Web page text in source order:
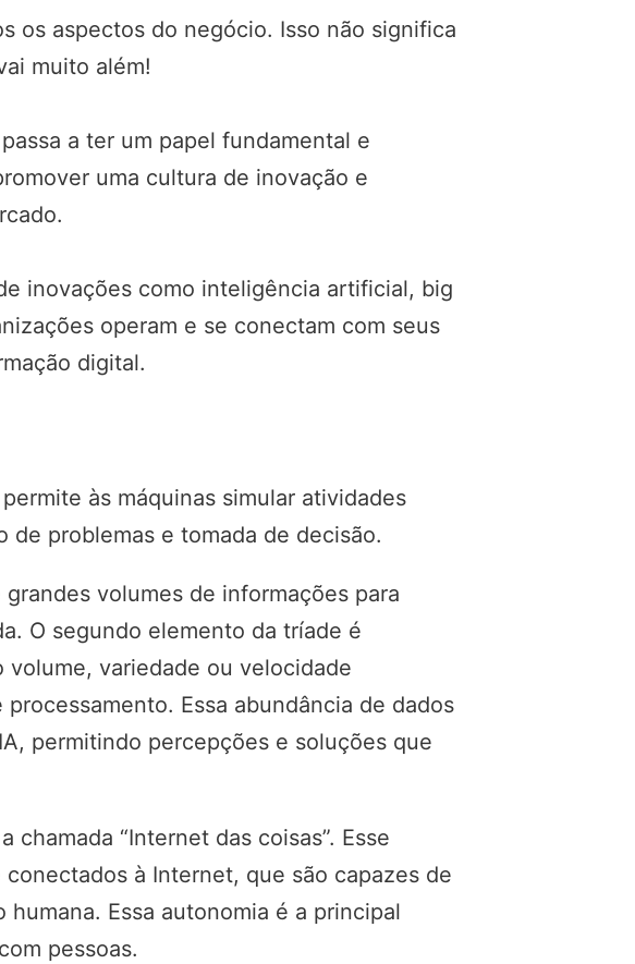
os aspectos do negócio. Isso não significa
muito além!
a ter um papel fundamental e
uma cultura de inovação e
inovações como inteligência artificial, big
operam e se conectam com seus
digital.
às máquinas simular atividades
de problemas e tomada de decisão.
volumes de informações para
O segundo elemento da tríade é
volume, variedade ou velocidade
Essa abundância de dados
permitindo percepções e soluções que
“Internet das coisas”. Esse
à Internet, que são capazes de
Essa autonomia é a principal
pessoas.